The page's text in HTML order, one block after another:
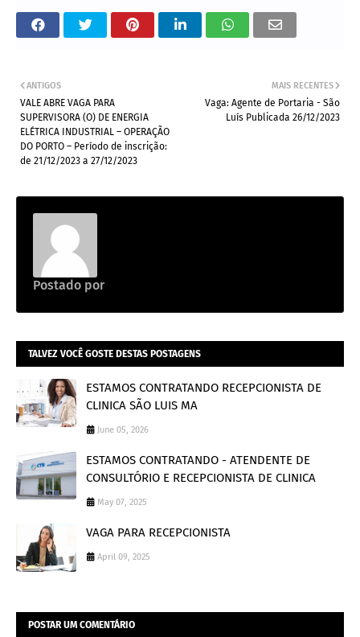
MAIS RECENTES
Vaga: Agente de Portaria - São
Luís Publicada 26/12/2023
ANTIGOS
VALE ABRE VAGA PARA
SUPERVISORA (O) DE ENERGIA
ELÉTRICA INDUSTRIAL – OPERAÇÃO
DO PORTO – Período de inscrição:
de 21/12/2023 a 27/12/2023
Postado por
TALVEZ VOCÊ GOSTE DESTAS POSTAGENS
ESTAMOS CONTRATANDO RECEPCIONISTA DE
CLINICA SÃO LUIS MA
June 05, 2026
ESTAMOS CONTRATANDO - ATENDENTE DE
CONSULTÓRIO E RECEPCIONISTA DE CLINICA
May 07, 2025
VAGA PARA RECEPCIONISTA
April 09, 2025
POSTAR UM COMENTÁRIO